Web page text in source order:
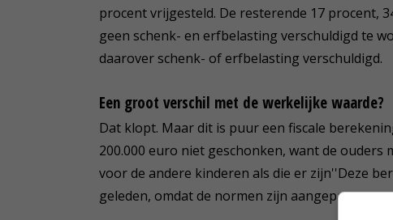
procent vrijgesteld. De resterende 17 procent,
geen schenk- en erfbelasting verschuldigd te
daarover schenk- of erfbelasting verschuldigd.
Een groot verschil met de werkelijke waarde?
Dat klopt. Maar dit is puur een fiscale
200.000 euro niet geschonken, want de
voor de andere kinderen als die er zijn''Deze
geleden, omdat de normen zijn aangepast.